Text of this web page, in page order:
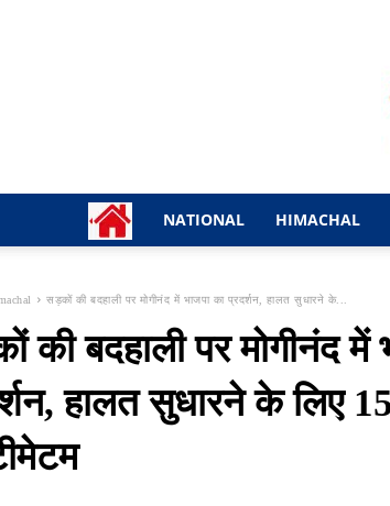
NATIONAL HIMACHAL
सड़कों की बदहाली पर मोगीनंद में भाजपा का प्रदर्शन, हालत सुधारने के...
की बदहाली पर मोगीनंद में
हालत सुधारने के लिए